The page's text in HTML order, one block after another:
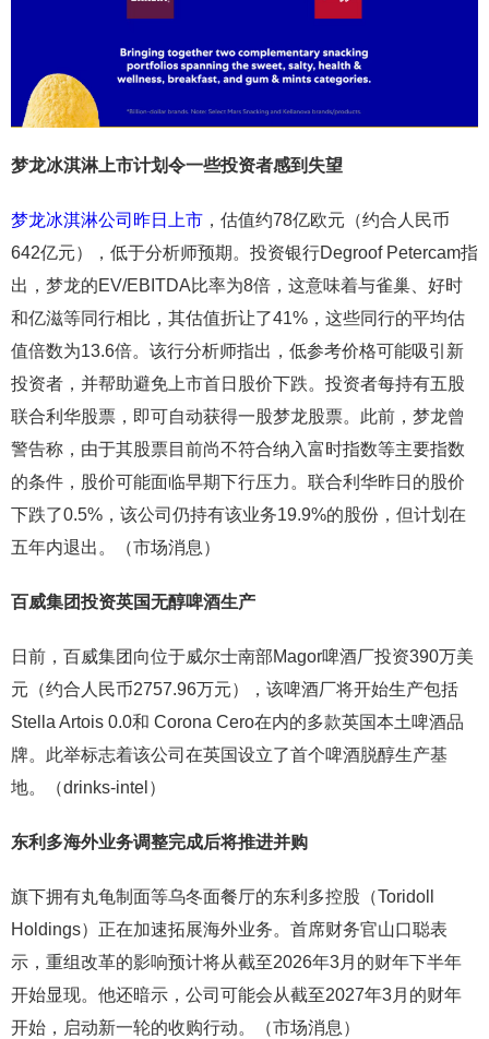
梦龙冰淇淋上市计划令一些投资者感到失望
梦龙冰淇淋公司昨日上市 ，估值约78亿欧元（约合人民币
642亿元），低于分析师预期。投资银行Degroof Petercam指
出，梦龙的EV/EBITDA比率为8倍，这意味着与雀巢、好时
和亿滋等同行相比，其估值折让了41%，这些同行的平均估
值倍数为13.6倍。该行分析师指出，低参考价格可能吸引新
投资者，并帮助避免上市首日股价下跌。投资者每持有五股
联合利华股票，即可自动获得一股梦龙股票。此前，梦龙曾
警告称，由于其股票目前尚不符合纳入富时指数等主要指数
的条件，股价可能面临早期下行压力。联合利华昨日的股价
下跌了0.5%，该公司仍持有该业务19.9%的股份，但计划在
五年内退出。（市场消息）
百威集团投资英国无醇啤酒生产
日前，百威集团向位于威尔士南部Magor啤酒厂投资390万美
元（约合人民币2757.96万元），该啤酒厂将开始生产包括
Stella Artois 0.0和 Corona Cero在内的多款英国本土啤酒品
牌。此举标志着该公司在英国设立了首个啤酒脱醇生产基
地。（drinks-intel）
东利多海外业务调整完成后将推进并购
旗下拥有丸龟制面等乌冬面餐厅的东利多控股（Toridoll
Holdings）正在加速拓展海外业务。首席财务官山口聪表
示，重组改革的影响预计将从截至2026年3月的财年下半年
开始显现。他还暗示，公司可能会从截至2027年3月的财年
开始，启动新一轮的收购行动。（市场消息）